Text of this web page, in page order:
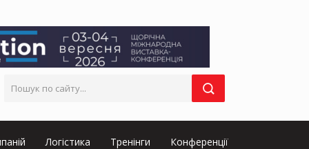
Логістика Тренінги Конференції